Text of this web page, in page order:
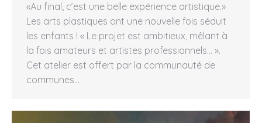
«Au final, c’est une belle expérience artistique.»
Les arts plastiques ont une nouvelle fois séduit
les enfants ! « Le projet est ambitieux, mêlant à
la fois amateurs et artistes professionnels… ».
Cet atelier est offert par la communauté de
communes…